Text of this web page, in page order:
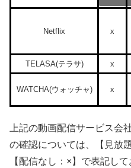
Netflix x
TELASA(テラサ) x
WATCHA(ウォッチャ) x
上記の動画配信サービス会
の確認については、【見放
【配信なし：×】で表記して